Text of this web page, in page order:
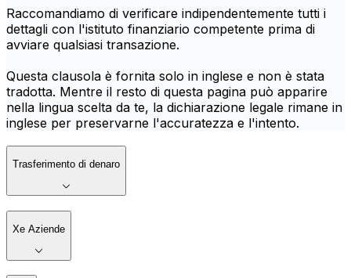
Raccomandiamo di verificare indipendentemente tutti i
dettagli con l'istituto finanziario competente prima di
avviare qualsiasi transazione.
Questa clausola è fornita solo in inglese e non è stata
tradotta. Mentre il resto di questa pagina può apparire
nella lingua scelta da te, la dichiarazione legale rimane in
inglese per preservarne l'accuratezza e l'intento.
Trasferimento di denaro
Xe Aziende